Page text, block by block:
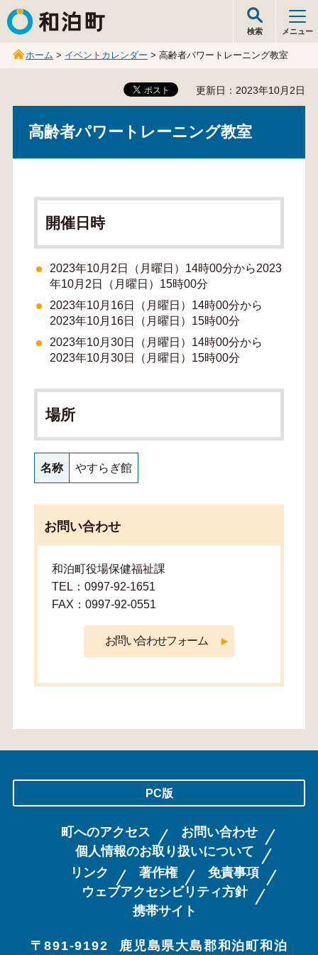
和泊町
検索 メニュー
ホーム > イベントカレンダー > 高齢者パワートレーニング教室
更新日：2023年10月2日
高齢者パワートレーニング教室
開催日時
2023年10月2日（月曜日）14時00分から2023
年10月2日（月曜日）15時00分
2023年10月16日（月曜日）14時00分から
2023年10月16日（月曜日）15時00分
2023年10月30日（月曜日）14時00分から
2023年10月30日（月曜日）15時00分
場所
名称 やすらぎ館
お問い合わせ
和泊町役場保健福祉課
TEL：0997-92-1651
FAX：0997-92-0551
PC版
町へのアクセス
お問い合わせ
個人情報のお取り扱いについて
リンク
著作権
免責事項
ウェブアクセシビリティ方針
携帯サイト
〒891-9192 鹿児島県大島郡和泊町和泊